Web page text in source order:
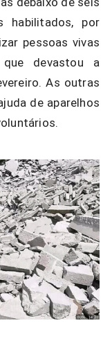
habilitados, por
pessoas vivas
devastou a
As outras
de aparelhos